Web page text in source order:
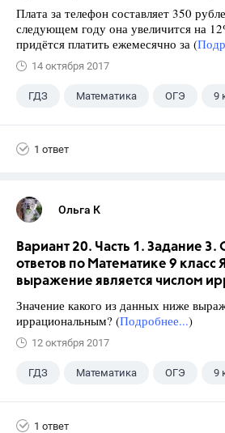
Плата за телефон составляет 350
следующем году она увеличится на
придётся платить ежемесячно за (
14 октября 2017
ГДЗ Математика ОГЭ 9
1 ответ
Ольга К
Вариант 20. Часть 1. Задание 3.
ответов по Математике 9
выражение является числом
Значение какого из данных ниже
иррациональным? (Подробнее...)
12 октября 2017
ГДЗ Математика ОГЭ 9
1 ответ